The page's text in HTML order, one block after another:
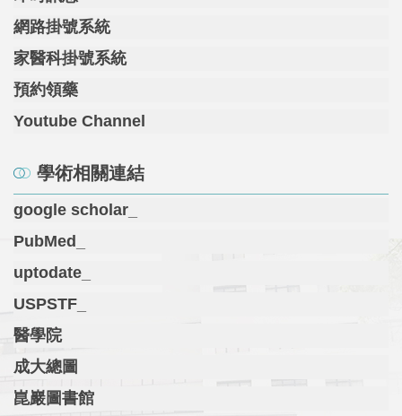
網路掛號系統
家醫科掛號系統
預約領藥
Youtube Channel
學術相關連結
google scholar_
PubMed_
uptodate_
USPSTF_
醫學院
成大總圖
崑巖圖書館